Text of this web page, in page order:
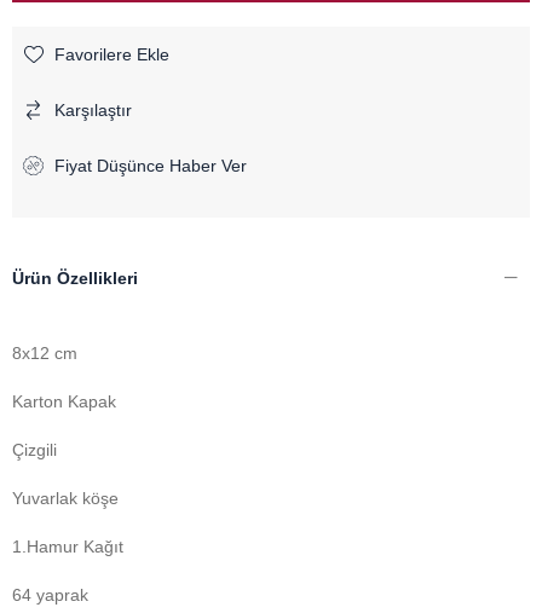
Favorilere Ekle
Karşılaştır
Fiyat Düşünce Haber Ver
Ürün Özellikleri
8x12 cm
Karton Kapak
Çizgili
Yuvarlak köşe
1.Hamur Kağıt
64 yaprak